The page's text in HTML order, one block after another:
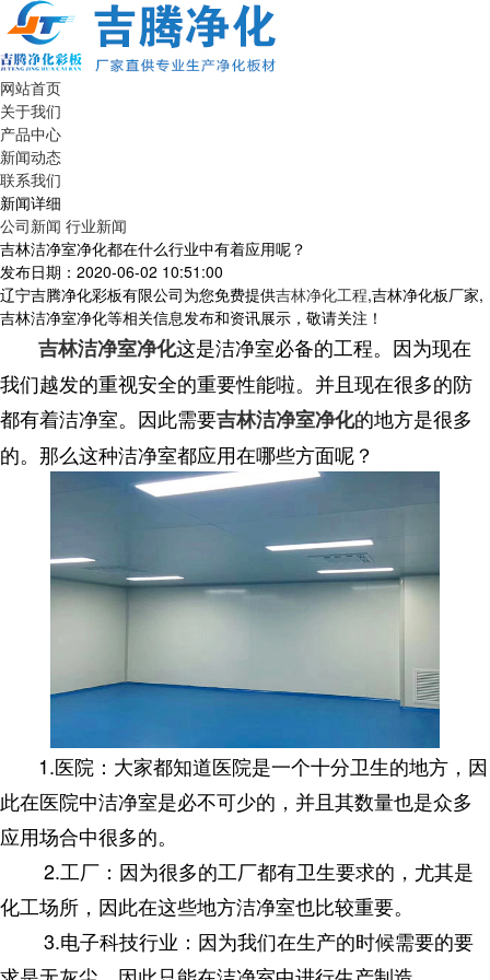
网站首页
关于我们
产品中心
新闻动态
联系我们
新闻详细
公司新闻 行业新闻
吉林洁净室净化都在什么行业中有着应用呢？
发布日期：2020-06-02 10:51:00
辽宁吉腾净化彩板有限公司为您免费提供吉林净化工程,吉林净化板厂家,
吉林洁净室净化等相关信息发布和资讯展示，敬请关注！
吉林洁净室净化这是洁净室必备的工程。因为现在
我们越发的重视安全的重要性能啦。并且现在很多的防
都有着洁净室。因此需要吉林洁净室净化的地方是很多
的。那么这种洁净室都应用在哪些方面呢？
1.医院：大家都知道医院是一个十分卫生的地方，因
此在医院中洁净室是必不可少的，并且其数量也是众多
应用场合中很多的。
2.工厂：因为很多的工厂都有卫生要求的，尤其是
化工场所，因此在这些地方洁净室也比较重要。
3.电子科技行业：因为我们在生产的时候需要的要